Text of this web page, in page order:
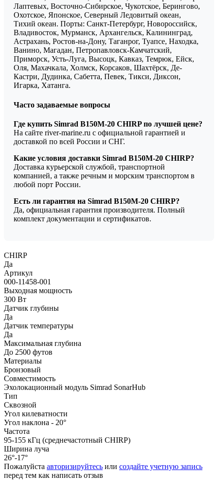
Лаптевых, Восточно-Сибирское, Чукотское, Берингово,
Охотское, Японское, Северный Ледовитый океан,
Тихий океан. Порты: Санкт-Петербург, Новороссийск,
Владивосток, Мурманск, Архангельск, Калининград,
Астрахань, Ростов-на-Дону, Таганрог, Туапсе, Находка,
Ванино, Магадан, Петропавловск-Камчатский,
Приморск, Усть-Луга, Высоцк, Кавказ, Темрюк, Ейск,
Оля, Махачкала, Холмск, Корсаков, Шахтёрск, Де-
Кастри, Дудинка, Сабетта, Певек, Тикси, Диксон,
Игарка, Хатанга.
Часто задаваемые вопросы
Где купить Simrad B150M-20 CHIRP по лучшей цене?
На сайте river-marine.ru с официальной гарантией и
доставкой по всей России и СНГ.
Какие условия доставки Simrad B150M-20 CHIRP?
Доставка курьерской службой, транспортной
компанией, а также речным и морским транспортом в
любой порт России.
Есть ли гарантия на Simrad B150M-20 CHIRP?
Да, официальная гарантия производителя. Полный
комплект документации и сертификатов.
CHIRP
Да
Артикул
000-11458-001
Выходная мощность
300 Вт
Датчик глубины
Да
Датчик температуры
Да
Максимальная глубина
До 2500 футов
Материалы
Бронзовый
Совместимость
Эхолокационный модуль Simrad SonarHub
Тип
Сквозной
Угол килеватности
Угол наклона - 20°
Частота
95-155 кГц (среднечастотный CHIRP)
Ширина луча
26°-17°
Пожалуйста авторизируйтесь или создайте учетную запись
перед тем как написать отзыв